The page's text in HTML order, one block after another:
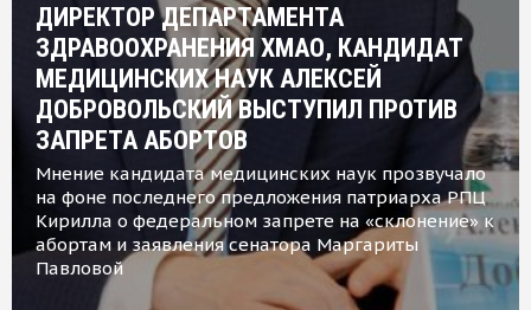
ДИРЕКТОР ДЕПАРТАМЕНТА
ЗДРАВООХРАНЕНИЯ ХМАО, КАНДИДАТ
МЕДИЦИНСКИХ НАУК АЛЕКСЕЙ
ДОБРОВОЛЬСКИЙ ВЫСТУПИЛ ПРОТИВ
ЗАПРЕТА АБОРТОВ
Мнение кандидата медицинских наук прозвучало
на фоне последнего предложения патриарха РПЦ
Кирилла о федеральном запрете на «склонение» к
абортам и заявления сенатора Маргариты
Павловой